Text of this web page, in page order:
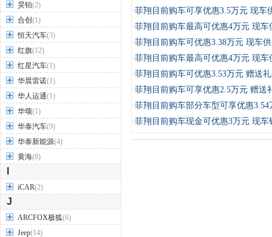
昊铂(2)
合创 (1)
恒天汽车(3)
红旗(12)
红星汽车(1)
华晨雷诺(1)
华人运通(1)
华颂(1)
华泰汽车(9)
华泰新能源(4)
黄海(8)
iCAR(2)
J
ARCFOX极狐(6)
Jeep(14)
·菲翔目前购车可享优惠3.5万元 现车
·菲翔目前购车最高可优惠4万元 现车
·菲翔目前购车可优惠3.38万元 现车
·菲翔目前购车最高可优惠4万元 现车
·菲翔目前购车可优惠3.53万元 赠送
·菲翔目前购车可享优惠2.5万元 赠送
·菲翔目前购车部分车型可享优惠3.54
·菲翔目前购车现金可优惠3万元 现车